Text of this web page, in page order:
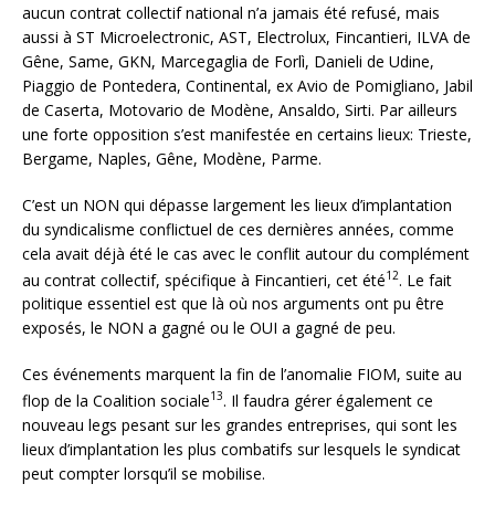
aucun contrat collectif national n’a jamais été refusé, mais
aussi à ST Microelectronic, AST, Electrolux, Fincantieri, ILVA de
Gêne, Same, GKN, Marcegaglia de Forlì, Danieli de Udine,
Piaggio de Pontedera, Continental, ex Avio de Pomigliano, Jabil
de Caserta, Motovario de Modène, Ansaldo, Sirti. Par ailleurs
une forte opposition s’est manifestée en certains lieux: Trieste,
Bergame, Naples, Gêne, Modène, Parme.
C’est un NON qui dépasse largement les lieux d’implantation
du syndicalisme conflictuel de ces dernières années, comme
cela avait déjà été le cas avec le conflit autour du complément
au contrat collectif, spécifique à Fincantieri, cet été12. Le fait
politique essentiel est que là où nos arguments ont pu être
exposés, le NON a gagné ou le OUI a gagné de peu.
Ces événements marquent la fin de l’anomalie FIOM, suite au
flop de la Coalition sociale13. Il faudra gérer également ce
nouveau legs pesant sur les grandes entreprises, qui sont les
lieux d’implantation les plus combatifs sur lesquels le syndicat
peut compter lorsqu’il se mobilise.